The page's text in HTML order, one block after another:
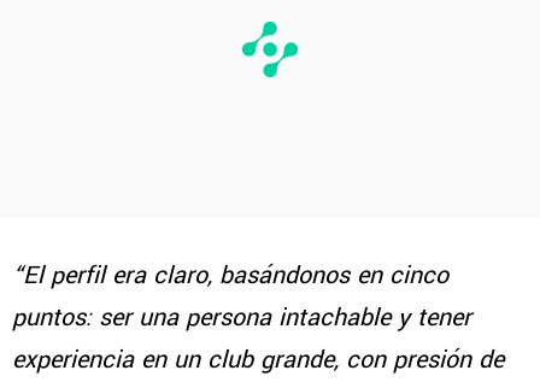
“El perfil era claro, basándonos en cinco
puntos: ser una persona intachable y tener
experiencia en un club grande, con presión de